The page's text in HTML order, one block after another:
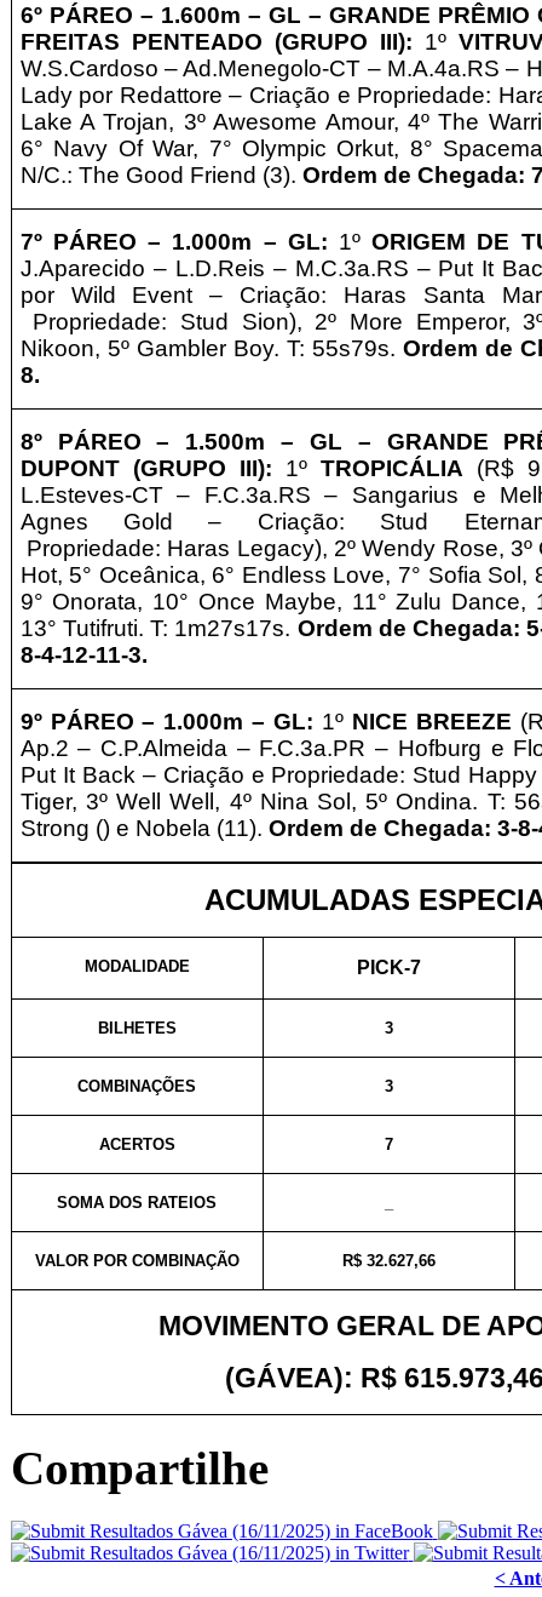
6º PÁREO – 1.600m – GL – GRANDE PRÊMIO
FREITAS PENTEADO (GRUPO III): 1º
W.S.Cardoso– Ad.Menegolo-CT – M.A.4a.RS –
Lady por Redattore – Criação e Propriedade:
Lake A Trojan, 3º Awesome Amour, 4º The
6° Navy Of War, 7° Olympic Orkut, 8°
N/C.: The Good Friend (3). Ordem de Chegada:
7º PÁREO – 1.000m – GL: 1º ORIGEM DE
J.Aparecido – L.D.Reis – M.C.3a.RS – Put It
por Wild Event – Criação: Haras Santa
Propriedade: Stud Sion), 2º More Emperor,
Nikoon, 5º Gambler Boy. T: 55s79s.Ordem de
8.
8º PÁREO – 1.500m – GL – GRANDE
DUPONT (GRUPO III): 1º TROPICÁLIA (R$
L.Esteves-CT – F.C.3a.RS – Sangarius e
Agnes Gold – Criação: Stud
Propriedade: Haras Legacy), 2º Wendy Rose, 3º
Hot, 5° Oceânica, 6° Endless Love, 7° Sofia Sol,
9° Onorata, 10° Once Maybe, 11° Zulu Dance,
13° Tutifruti. T: 1m27s17s. Ordem de Chegada:
8-4-12-11-3.
9º PÁREO – 1.000m – GL: 1º NICE BREEZE
Ap.2– C.P.Almeida – F.C.3a.PR – Hofburg e
Put It Back – Criação e Propriedade: Stud
Tiger, 3º Well Well, 4º Nina Sol, 5º Ondina. T:
Strong () e Nobela (11). Ordem de Chegada: 3-8-
ACUMULADAS
MODALIDADE PICK-7
BILHETES 3
COMBINAÇÕES 3
ACERTOS 7
SOMA DOS RATEIOS
VALOR POR COMBINAÇÃO R$ 32.627,66
MOVIMENTO GERAL DE
(GÁVEA): R$
Compartilhe
<